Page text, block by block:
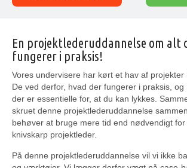
En projektlederuddannelse om alt
fungerer i praksis!
Vores undervisere har kørt et hav af projekter
De ved derfor, hvad der fungerer i praksis,
der er essentielle for, at du kan lykkes.
skruet denne projektlederuddannelse
behøver at bruge mere tid end nødvendigt for
knivskarp projektleder.
På denne projektlederuddannelse vil vi ikke